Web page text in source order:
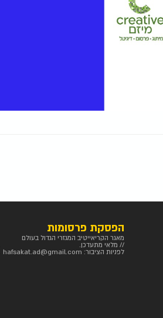
הפסקת פרסומות
מאגר הקריאייטיב המגזרי הגדול בעולם
// מלאי מתעדכן.
לפניות הציבור: hafsakat.ad@gmail.com